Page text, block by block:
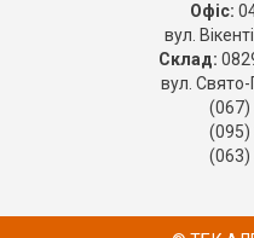
Офіс:
вул.
Склад:
вул.
(067)
(095)
(063)